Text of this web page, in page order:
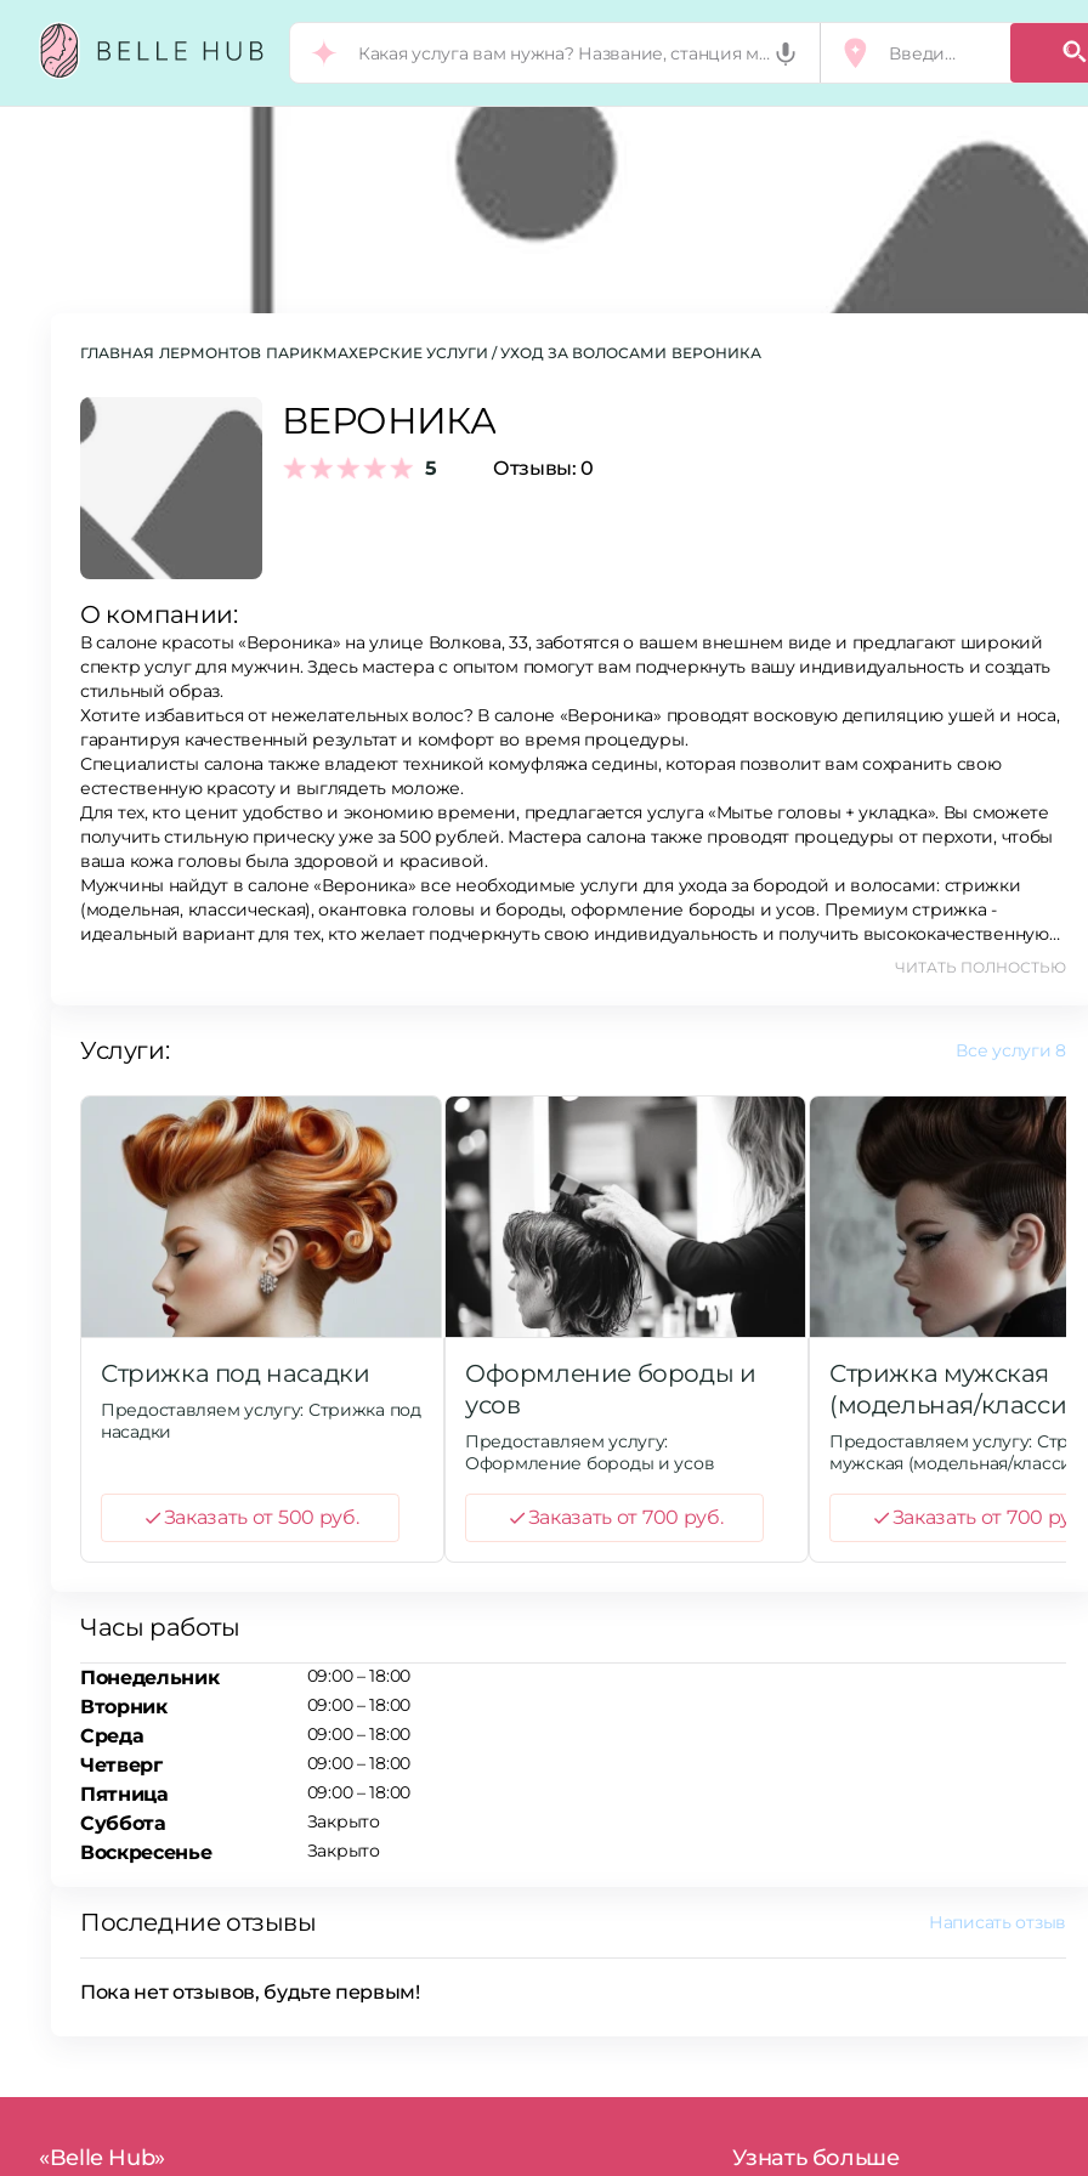
ГЛАВНАЯ ЛЕРМОНТОВ ПАРИКМАХЕРСКИЕ УСЛУГИ / УХОД ЗА ВОЛОСАМИ ВЕРОНИКА
ВЕРОНИКА
5 Отзывы:0
О компании:
В салоне красоты «Вероника» на улице Волкова, 33, заботятся о вашем внешнем виде и предлагают широкий
спектр услуг для мужчин. Здесь мастера с опытом помогут вам подчеркнуть вашу индивидуальность и создать
стильный образ.
Хотите избавиться от нежелательных волос? В салоне «Вероника» проводят восковую депиляцию ушей и носа,
гарантируя качественный результат и комфорт во время процедуры.
Специалисты салона также владеют техникой комуфляжа седины, которая позволит вам сохранить свою
естественную красоту и выглядеть моложе.
Для тех, кто ценит удобство и экономию времени, предлагается услуга «Мытье головы + укладка». Вы сможете
получить стильную прическу уже за 500 рублей. Мастера салона также проводят процедуры от перхоти, чтобы
ваша кожа головы была здоровой и красивой.
Мужчины найдут в салоне «Вероника» все необходимые услуги для ухода за бородой и волосами: стрижки
(модельная, классическая), окантовка головы и бороды, оформление бороды и усов. Премиум стрижка -
идеальный вариант для тех, кто желает подчеркнуть свою индивидуальность и получить высококачественную
ЧИТАТЬ ПОЛНОСТЬЮ
Услуги: Все услуги8
Стрижка под насадки
Предоставляем услугу: Стрижка под
насадки
Заказать от 500 руб.
Оформление бороды и
усов
Предоставляем услугу:
Оформление бороды и усов
Заказать от 700 руб.
Стрижка мужская
(модельная/классика)
Предоставляем услугу:
мужская (модельная/классика)
Заказать от 700 руб.
Часы работы
Понедельник
Вторник
Среда
Четверг
Пятница
Суббота
Воскресенье
09:00 – 18:00
09:00 – 18:00
09:00 – 18:00
09:00 – 18:00
09:00 – 18:00
Закрыто
Закрыто
Последние отзывы Написать отзыв
Пока нет отзывов, будьте первым!
«Belle Hub» Узнать больше